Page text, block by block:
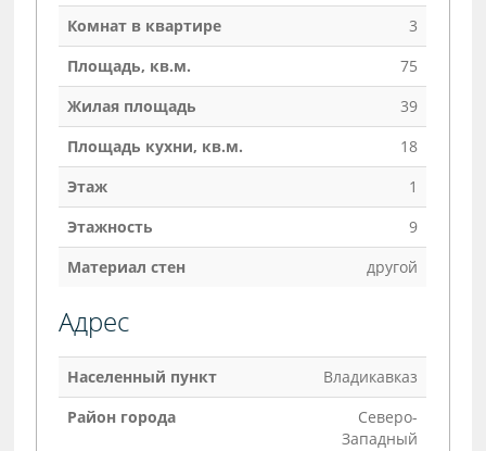
Комнат в квартире
3
Площадь, кв.м.
75
Жилая площадь
39
Площадь кухни, кв.м.
18
Этаж
1
Этажность
9
Материал стен
другой
Адрес
Населенный пункт
Владикавказ
Район города
Северо-
Западный